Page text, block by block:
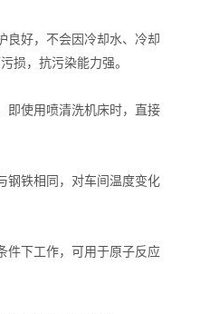
好，不会因冷却水、冷却
损，抗污染能力强。
使用喷清洗机床时，直接
铁相同，对车间温度变化
下工作，可用于原子反应